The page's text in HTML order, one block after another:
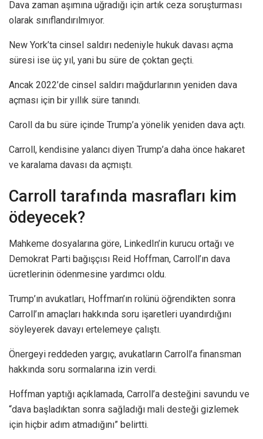
Dava zaman aşımına uğradığı için artık ceza soruşturması
olarak sınıflandırılmıyor.
New York’ta cinsel saldırı nedeniyle hukuk davası açma
süresi ise üç yıl, yani bu süre de çoktan geçti.
Ancak 2022’de cinsel saldırı mağdurlarının yeniden dava
açması için bir yıllık süre tanındı.
Caroll da bu süre içinde Trump’a yönelik yeniden dava açtı.
Carroll, kendisine yalancı diyen Trump’a daha önce hakaret
ve karalama davası da açmıştı.
Carroll tarafında masrafları kim
ödeyecek?
Mahkeme dosyalarına göre, LinkedIn’in kurucu ortağı ve
Demokrat Parti bağışçısı Reid Hoffman, Carroll’ın dava
ücretlerinin ödenmesine yardımcı oldu.
Trump’ın avukatları, Hoffman’ın rolünü öğrendikten sonra
Carroll’ın amaçları hakkında soru işaretleri uyandırdığını
söyleyerek davayı ertelemeye çalıştı.
Önergeyi reddeden yargıç, avukatların Carroll’a finansman
hakkında soru sormalarına izin verdi.
Hoffman yaptığı açıklamada, Carroll’a desteğini savundu ve
“dava başladıktan sonra sağladığı mali desteği gizlemek
için hiçbir adım atmadığını” belirtti.